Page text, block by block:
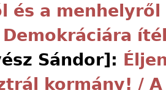
és a menhelyről
Demokráciára
Sándor]:
kormány! /